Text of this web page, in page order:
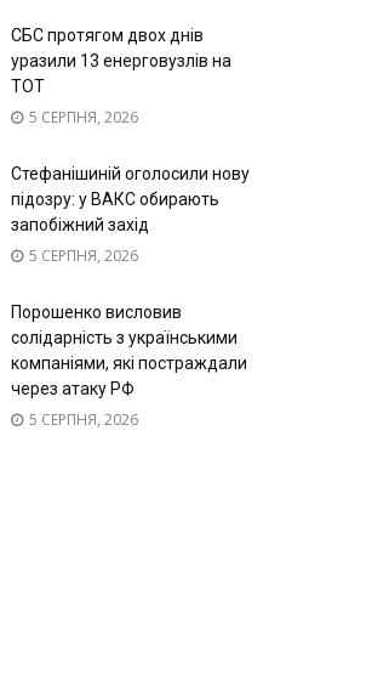
СБС протягом двох днів
уразили 13 енерговузлів на
ТОТ
5 СЕРПНЯ, 2026
Стефанішиній оголосили нову
підозру: у ВАКС обирають
запобіжний захід
5 СЕРПНЯ, 2026
Порошенко висловив
солідарність з українськими
компаніями, які постраждали
через атаку РФ
5 СЕРПНЯ, 2026